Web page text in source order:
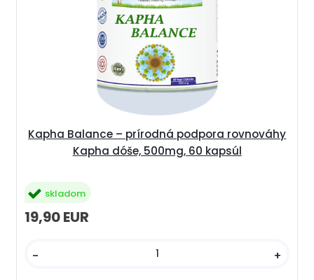
Kapha Balance – prírodná podpora rovnováhy
Kapha dóše, 500mg, 60 kapsúl
19,90 EUR
- +
skladom